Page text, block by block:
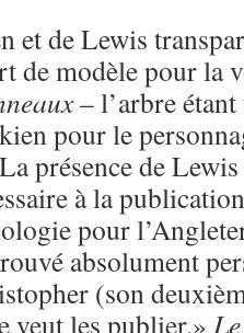
et de Lewis
de modèle pour la
– l’arbre
pour le
présence de
à la
pour
absolument
(son
veut les publier.» Le